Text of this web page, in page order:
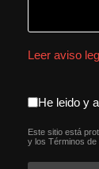
Leer aviso
He leido y
Este sitio está
y los Términos de